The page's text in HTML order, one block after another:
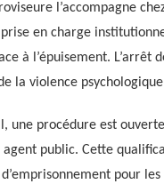
l’accompagne
en charge
à l’épuisement. L’arrêt
la violence
une procédure est
public. Cette
d’emprisonnement pour